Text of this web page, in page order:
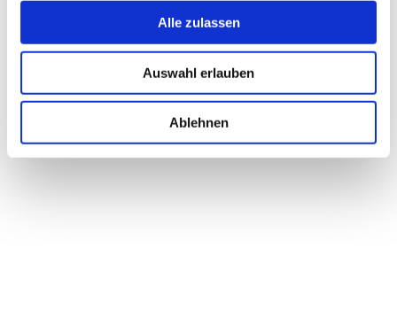
Alle zulassen
Auswahl erlauben
Ablehnen